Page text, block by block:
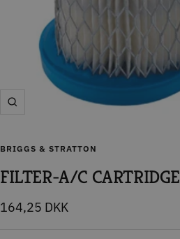
Zoom
BRIGGS & STRATTON
FILTER-A/C CARTRIDGE
Tilbudspris
164,25 DKK